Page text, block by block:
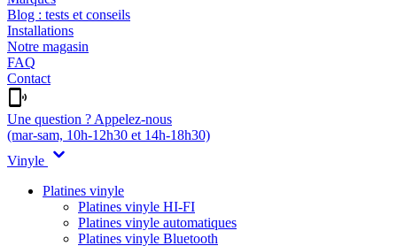
Blog : tests et conseils
Installations
Notre magasin
FAQ
Contact
Une question ? Appelez-nous
(mar-sam, 10h-12h30 et 14h-18h30)
Vinyle
Platines vinyle
Platines vinyle HI-FI
Platines vinyle automatiques
Platines vinyle Bluetooth